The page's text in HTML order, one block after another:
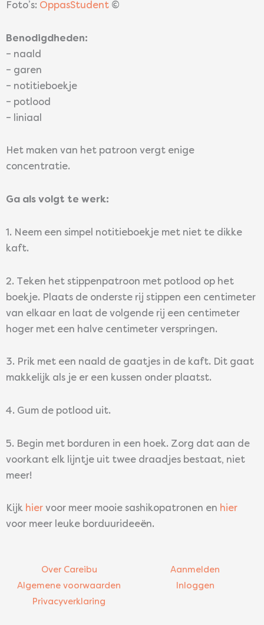
Foto’s: OppasStudent ©
Benodigdheden:
– naald
– garen
– notitieboekje
– potlood
– liniaal
Het maken van het patroon vergt enige
concentratie.
Ga als volgt te werk:
1. Neem een simpel notitieboekje met niet te dikke
kaft.
2. Teken het stippenpatroon met potlood op het
boekje. Plaats de onderste rij stippen een centimeter
van elkaar en laat de volgende rij een centimeter
hoger met een halve centimeter verspringen.
3. Prik met een naald de gaatjes in de kaft. Dit gaat
makkelijk als je er een kussen onder plaatst.
4. Gum de potlood uit.
5. Begin met borduren in een hoek. Zorg dat aan de
voorkant elk lijntje uit twee draadjes bestaat, niet
meer!
Kijk hier voor meer mooie sashikopatronen en hier
voor meer leuke borduurideeën.
Over Careibu
Algemene voorwaarden
Privacyverklaring
Aanmelden
Inloggen